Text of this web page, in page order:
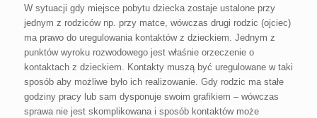
W sytuacji gdy miejsce pobytu dziecka zostaje ustalone przy
jednym z rodziców np. przy matce, wówczas drugi rodzic (ojciec)
ma prawo do uregulowania kontaktów z dzieckiem. Jednym z
punktów wyroku rozwodowego jest właśnie orzeczenie o
kontaktach z dzieckiem. Kontakty muszą być uregulowane w taki
sposób aby możliwe było ich realizowanie. Gdy rodzic ma stałe
godziny pracy lub sam dysponuje swoim grafikiem – wówczas
sprawa nie jest skomplikowana i sposób kontaktów może